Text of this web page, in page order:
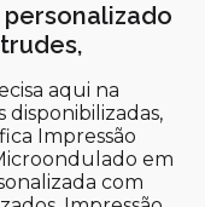
aqui na
disponibilizadas,
Impressão
em
com